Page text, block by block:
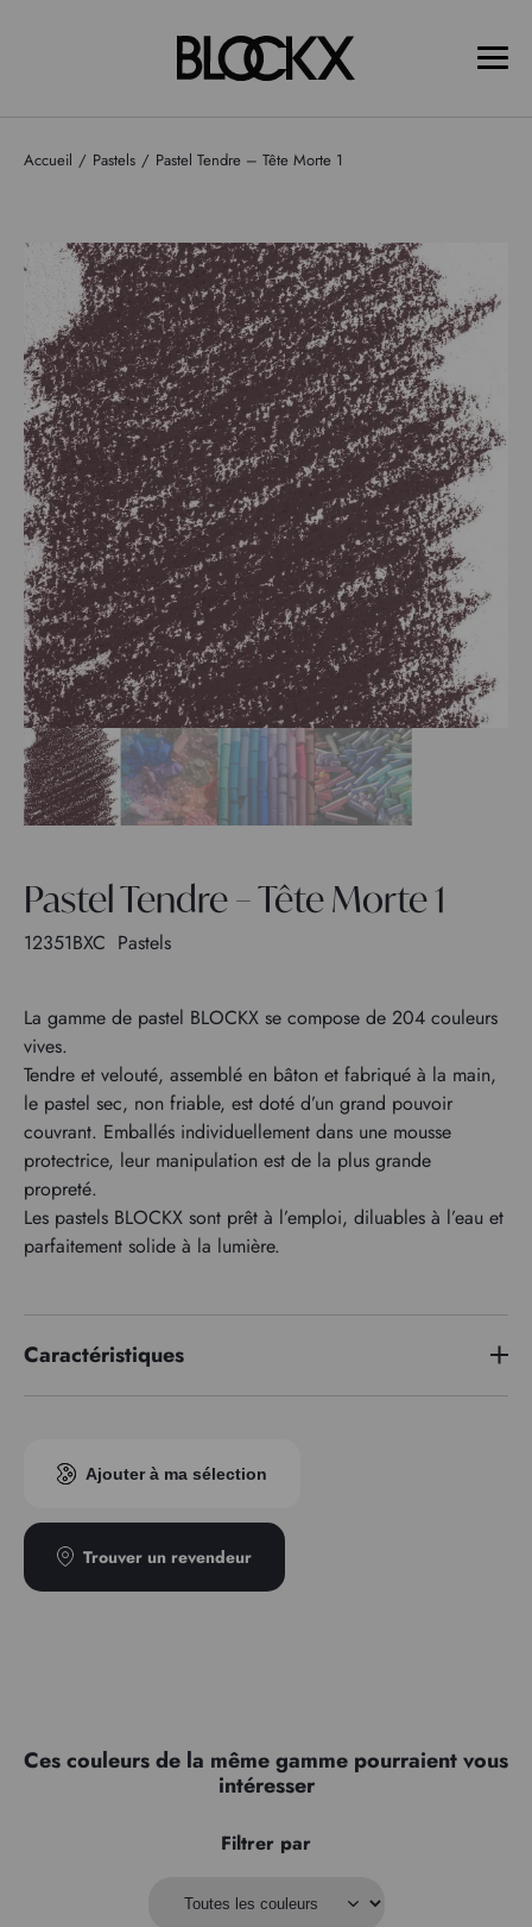
Accueil Pastels Pastel Tendre – Tête Morte 1
Pastel Tendre – Tête Morte 1
12351BXC Pastels
La gamme de pastel BLOCKX se compose de 204 couleurs
vives.
Tendre et velouté, assemblé en bâton et fabriqué à la main,
le pastel sec, non friable, est doté d’un grand pouvoir
couvrant. Emballés individuellement dans une mousse
protectrice, leur manipulation est de la plus grande
propreté.
Les pastels BLOCKX sont prêt à l’emploi, diluables à l’eau et
parfaitement solide à la lumière.
Caractéristiques
Ajouter à ma sélection
Trouver un revendeur
Ces couleurs de la même gamme pourraient vous
intéresser
Filtrer par